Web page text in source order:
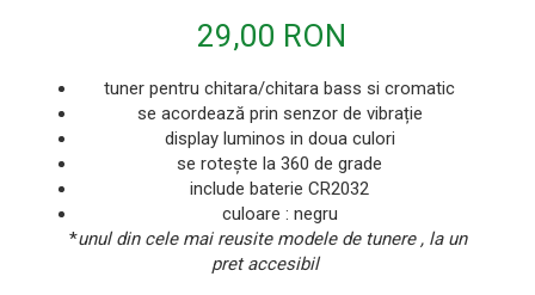
29,00 RON
tuner pentru chitara/chitara bass si cromatic
se acordează prin senzor de vibrație
display luminos in doua culori
se rotește la 360 de grade
include baterie CR2032
culoare : negru
*unul din cele mai reusite modele de tunere , la un
pret accesibil